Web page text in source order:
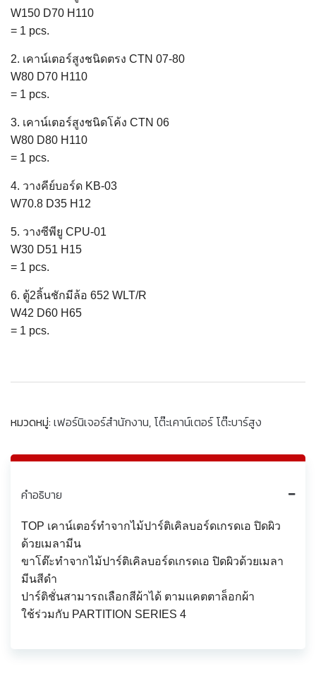
W150 D70 H110
= 1 pcs.
2. เคาน์เตอร์สูงชนิดตรง CTN 07-80
W80 D70 H110
= 1 pcs.
3. เคาน์เตอร์สูงชนิดโค้ง CTN 06
W80 D80 H110
= 1 pcs.
4. วางคีย์บอร์ด KB-03
W70.8 D35 H12
5. วางซีพียู CPU-01
W30 D51 H15
= 1 pcs.
6. ตู้2ลิ้นชักมีล้อ 652 WLT/R
W42 D60 H65
= 1 pcs.
หมวดหมู่: เฟอร์นิเจอร์สำนักงาน, โต๊ะเคาน์เตอร์ โต๊ะบาร์สูง
คำอธิบาย
TOP เคาน์เตอร์ทำจากไม้ปาร์ติเคิลบอร์ดเกรดเอ ปิดผิว
ด้วยเมลามีน
ขาโต๊ะทำจากไม้ปาร์ติเคิลบอร์ดเกรดเอ ปิดผิวด้วยเมลา
มีนสีดำ
ปาร์ติชั่นสามารถเลือกสีผ้าได้ ตามแคตตาล็อกผ้า
ใช้ร่วมกับ PARTITION SERIES 4